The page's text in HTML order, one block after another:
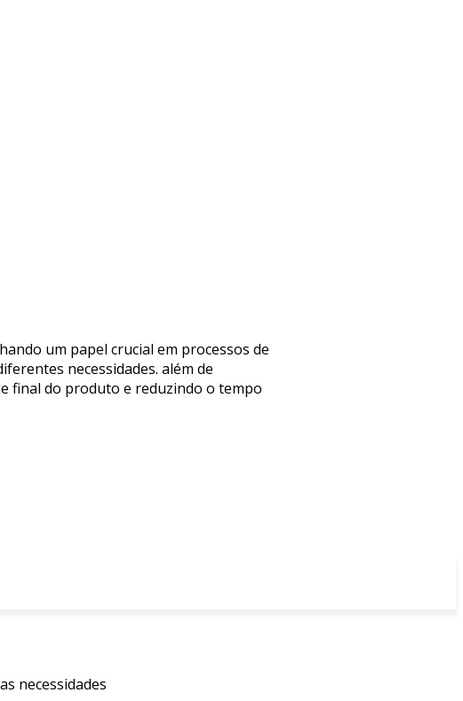
um papel crucial em processos de
necessidades. além de
final do produto e reduzindo o tempo
necessidades